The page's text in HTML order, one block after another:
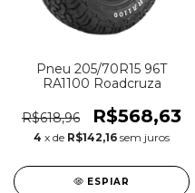
Pneu 205/70R15 96T
RA1100 Roadcruza
R$618,96 R$568,63
4 x de R$142,16 sem juros
ESPIAR